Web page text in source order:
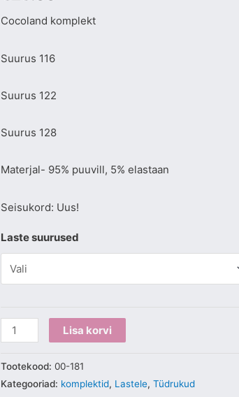
Cocoland komplekt
Suurus 116
Suurus 122
Suurus 128
Materjal- 95% puuvill, 5% elastaan
Seisukord: Uus!
Laste suurused
Lisa korvi
Tootekood: 00-181
Kategooriad: komplektid, Lastele, Tüdrukud